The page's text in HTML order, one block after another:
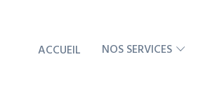
ACCUEIL NOS SERVICES